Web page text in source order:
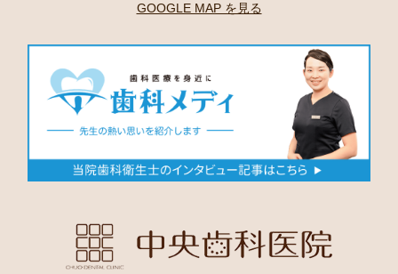
GOOGLE MAP を見る